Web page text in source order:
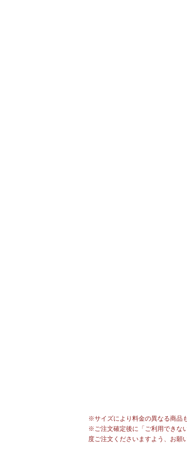
※サイズにより料金の異なる商品
※ご注文確定後に「ご利用できな
度ご注文くださいますよう、お願